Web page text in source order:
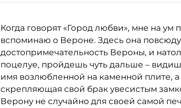
Когда говорят «Город любви», мне на
вспоминаю о Вероне. Здесь она
достопримечательность Вероны, и
поцелуе, пройдешь чуть дальше –
имя возлюбленной на каменной плите, а
скрепляющая свой брак увесистым
Верону не случайно для своей самой